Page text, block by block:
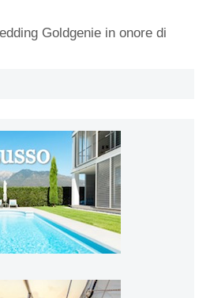
Goldgenie in onore di